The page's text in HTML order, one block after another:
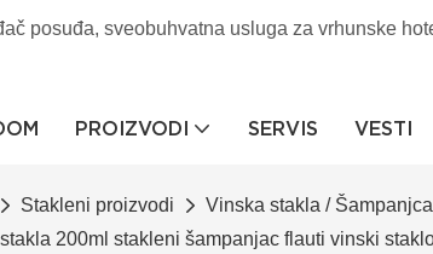
posuđa, sveobuhvatna usluga za vrhunske
PROIZVODI SERVIS VESTI
Stakleni proizvodi
Vinska stakla / Šampanjca
200ml stakleni šampanjac flauti vinski